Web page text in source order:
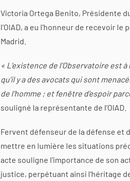
Victoria Ortega Benito, Présidente
l’OIAD, a eu l’honneur de recevoir
Madrid.
« L’existence de l’Observatoire est
qu’il y a des avocats qui sont
de l’homme ; et fenêtre d’espoir
souligné la représentante de l’OIAD.
Fervent défenseur de la défense et
mettre en lumière les situations
acte souligne l’importance de son
justice, perpétuant ainsi l’héritage